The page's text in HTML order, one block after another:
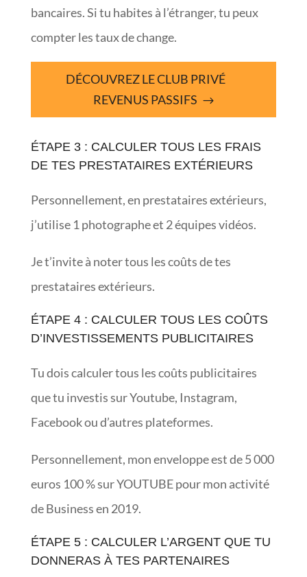
bancaires. Si tu habites à l’étranger, tu peux
compter les taux de change.
DÉCOUVREZ LE CLUB PRIVÉ
REVENUS PASSIFS
ÉTAPE 3 : CALCULER TOUS LES FRAIS
DE TES PRESTATAIRES EXTÉRIEURS
Personnellement, en prestataires extérieurs,
j’utilise 1 photographe et 2 équipes vidéos.
Je t’invite à noter tous les coûts de tes
prestataires extérieurs.
ÉTAPE 4 : CALCULER TOUS LES COÛTS
D’INVESTISSEMENTS PUBLICITAIRES
Tu dois calculer tous les coûts publicitaires
que tu investis sur Youtube, Instagram,
Facebook ou d’autres plateformes.
Personnellement, mon enveloppe est de 5 000
euros 100 % sur YOUTUBE pour mon activité
de Business en 2019.
ÉTAPE 5 : CALCULER L’ARGENT QUE TU
DONNERAS À TES PARTENAIRES